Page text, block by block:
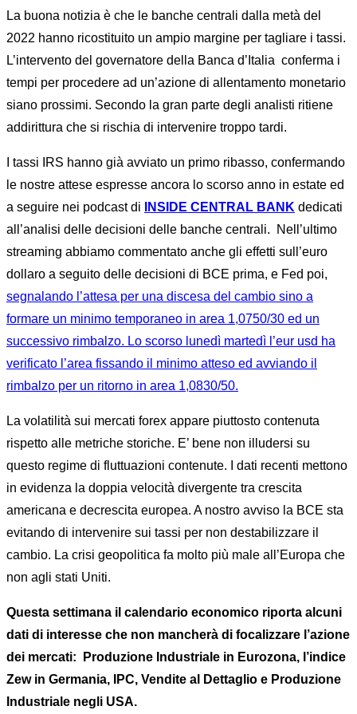
La buona notizia è che le banche centrali dalla metà del
2022 hanno ricostituito un ampio margine per tagliare i tassi.
L’intervento del governatore della Banca d’Italia conferma i
tempi per procedere ad un’azione di allentamento monetario
siano prossimi. Secondo la gran parte degli analisti ritiene
addirittura che si rischia di intervenire troppo tardi.
I tassi IRS hanno già avviato un primo ribasso, confermando
le nostre attese espresse ancora lo scorso anno in estate ed
a seguire nei podcast di
INSIDE CENTRAL BANK dedicati
all’analisi delle decisioni delle banche centrali. Nell’ultimo
streaming abbiamo commentato anche gli effetti sull’euro
dollaro a seguito delle decisioni di BCE prima, e Fed poi,
segnalando l’attesa per una discesa del cambio sino a
formare un minimo temporaneo in area 1,0750/30 ed un
successivo rimbalzo. Lo scorso lunedì martedì l’eur usd ha
verificato l’area fissando il minimo atteso ed avviando il
rimbalzo per un ritorno in area 1,0830/50.
La volatilità sui mercati forex appare piuttosto contenuta
rispetto alle metriche storiche. E’ bene non illudersi su
questo regime di fluttuazioni contenute. I dati recenti mettono
in evidenza la doppia velocità divergente tra crescita
americana e decrescita europea. A nostro avviso la BCE sta
evitando di intervenire sui tassi per non destabilizzare il
cambio. La crisi geopolitica fa molto più male all’Europa che
non agli stati Uniti.
Questa settimana il calendario economico riporta alcuni
dati di interesse che non mancherà di focalizzare l’azione
dei mercati: Produzione Industriale in Eurozona, l’indice
Zew in Germania, IPC, Vendite al Dettaglio e Produzione
Industriale negli USA.